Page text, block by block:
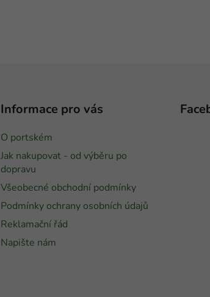
Informace pro vás
O portském
Jak nakupovat - od výběru po
dopravu
Všeobecné obchodní podmínky
Podmínky ochrany osobních údajů
Reklamační řád
Napište nám